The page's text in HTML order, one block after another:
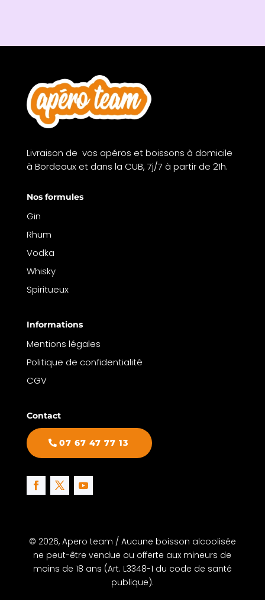
Livraison de vos apéros et boissons à domicile
à Bordeaux et dans la CUB, 7j/7 à partir de 21h.
Nos formules
Gin
Rhum
Vodka
Whisky
Spiritueux
Informations
Mentions légales
Politique de confidentialité
CGV
Contact
07 67 47 77 13
© 2026, Apero team / Aucune boisson alcoolisée
ne peut-être vendue ou offerte aux mineurs de
moins de 18 ans (Art. L3348-1 du code de santé
publique).